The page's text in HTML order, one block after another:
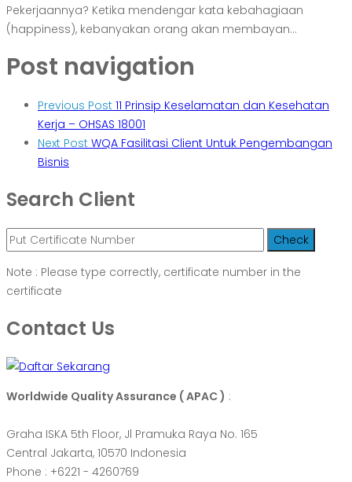
Pekerjaannya? Ketika mendengar kata kebahagiaan
(happiness), kebanyakan orang akan membayan...
Post navigation
Previous Post 11 Prinsip Keselamatan dan Kesehatan
Kerja – OHSAS 18001
Next Post WQA Fasilitasi Client Untuk Pengembangan
Bisnis
Search Client
Note : Please type correctly, certificate number in the
certificate
Contact Us
Worldwide Quality Assurance ( APAC ) :
Graha ISKA 5th Floor, Jl Pramuka Raya No. 165
Central Jakarta, 10570 Indonesia
Phone : +6221 - 4260769